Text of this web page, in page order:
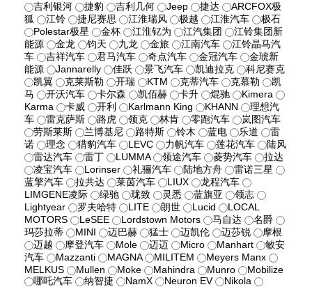
吉利银河
捷豹 吉利几何 Jeep 捷达
ARCFOX极
狐
江铃 捷尼赛思 江淮瑞风 极越 江淮汽车
极石
Polestar极星
金杯 江淮钇为 江汽集团
江铃集团新
能源
金龙 钧天 九龙 金旅 江南汽车
江铃晶马汽
车
吉祥汽车 君马汽车 奇点汽车 金冠汽车
金琥新
能源
Jannarelly 佳跃 景飞汽车 凯迪拉克
科尼赛克
凯翼
克莱斯勒 开瑞 KTM 克蒂汽车 克慕勒
凯
马
开沃汽车 卡尔森 凯佰赫 卡升 焜驰
Kimera
Karma
卡威 开利 Karlmann King KHANN
理想汽
车
雷克萨斯 路虎 领克 林肯 零跑汽车
岚图汽车
劳斯莱斯
兰博基尼 路特斯 铃木 蓝电 乐道
雷
诺
理念 猎豹汽车 LEVC 力帆汽车 莲花汽车
陆风
雷达汽车
雷丁 LUMMA 领途汽车 菱势汽车
拉达
凌宝汽车
Lorinser 礼骊汽车 陆地方舟
雷诺三星
蓝擎汽车
拉共达 莱茵汽车 LIUX
龙程汽车
LIMGENE凌际
绿驰 珑致 灵悉 蓝旗亚
领志
Lightyear
罗夫哈特 LITE 朗世 Lucid
LOCAL
MOTORS
LeSEE Lordstown Motors 马自达
名爵
玛莎拉蒂
MINI 迈巴赫 猛士 迈凯伦 迈莎锐
摩根
迈越
摩登汽车 Mole 迈迈 Micro Manhart
敏安
汽车
Mazzanti MAGNA MILITEM
Meyers Manx
MELKUS
Mullen Moke Mahindra Munro
Mobilize
哪吒汽车
纳智捷 NamX Neuron EV
Nikola